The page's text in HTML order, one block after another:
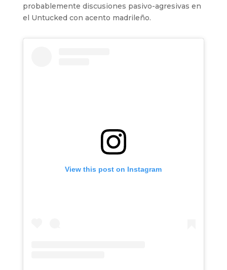
probablemente discusiones pasivo-agresivas en
el Untucked con acento madrileño.
View this post on Instagram